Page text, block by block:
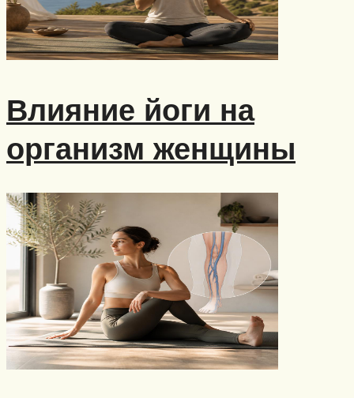
Влияние йоги на
организм женщины